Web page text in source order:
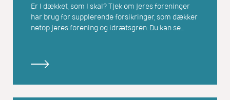
Er I dækket, som I skal? Tjek om jeres foreninger
har brug for supplerende forsikringer, som dækker
netop jeres forening og idrætsgren. Du kan se